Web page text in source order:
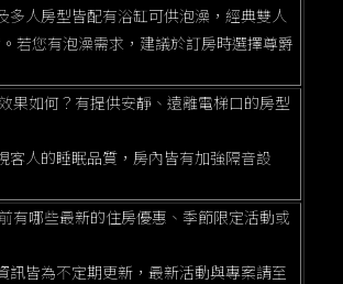
多人房型皆配有浴缸可供泡澡，經典雙人
若您有泡澡需求，建議於訂房時選擇尊爵
果如何？有提供安靜、遠離電梯口的房型
客人的睡眠品質，房內皆有加強隔音設
有哪些最新的住房優惠、季節限定活動或
訊皆為不定期更新，最新活動與專案請至